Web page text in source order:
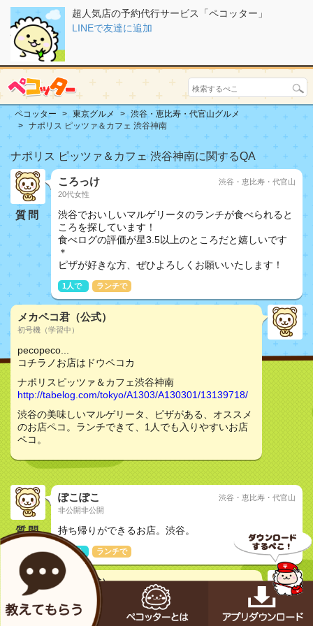
超人気店の予約代行サービス「ペコッター」
LINEで友達に追加
ペコッター 東京グルメ
渋谷・恵比寿・代官山グルメ
ナポリス ピッツァ＆カフェ 渋谷神南
ナポリス ピッツァ＆カフェ 渋谷神南に関するQA
質問
ころっけ
20代女性
渋谷・恵比寿・代官山
渋谷でおいしいマルゲリータのランチが食べられると
ころを探しています！
食べログの評価が星3.5以上のところだと嬉しいです
＊
ピザが好きな方、ぜひよろしくお願いいたします！
1人で ランチで
メカペコ君（公式）
初号機（学習中）
pecopeco...
コチラノお店はドウペコカ
ナポリスピッツァ＆カフェ渋谷神南
http://tabelog.com/tokyo/A1303/A130301/13139718/
渋谷の美味しいマルゲリータ、ピザがある、オススメ
のお店ペコ。ランチできて、1人でも入りやすいお店
ペコ。
質問
ぽこぽこ
非公開非公開
渋谷・恵比寿・代官山
持ち帰りができるお店。渋谷。
1人で ランチで
メカペコ君（公式）
初号機（学習中）
pecopeco...